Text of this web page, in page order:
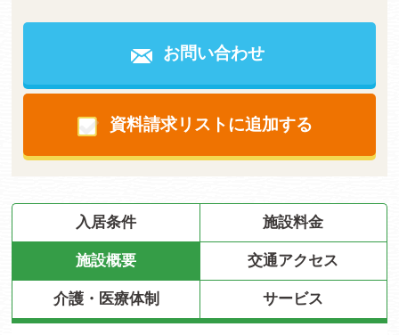
お問い合わせ
資料請求リストに追加する
入居条件 施設料金
施設概要 交通アクセス
介護・医療体制 サービス